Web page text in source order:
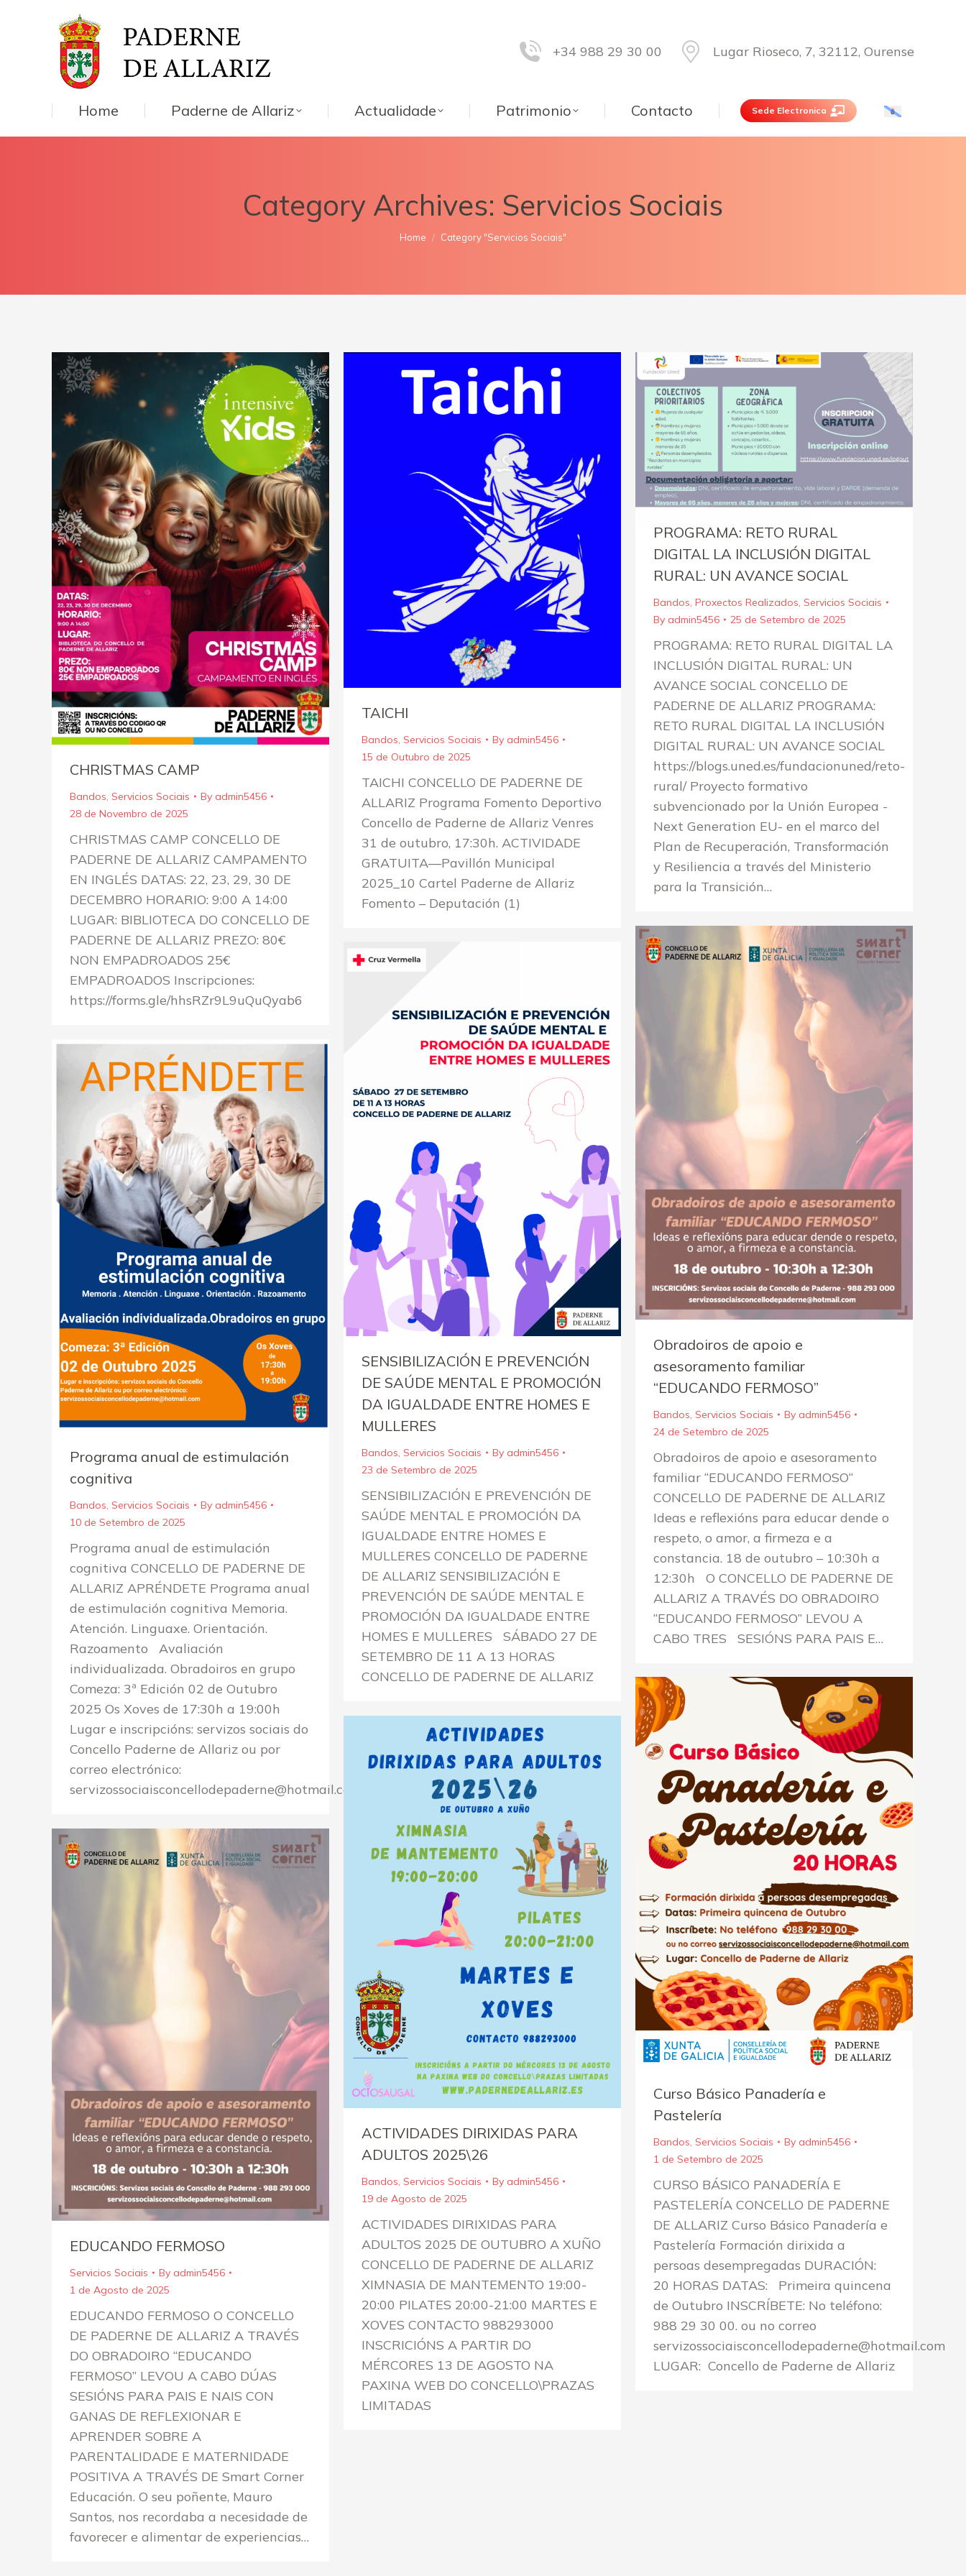
+34 988 29 30 00 Lugar Rioseco, 7, 32112, Ourense
Home Paderne de Allariz Actualidade Patrimonio Contacto Sede Electronica
Category Archives: Servicios Sociais
You are here:
Home Category "Servicios Sociais"
CHRISTMAS CAMP
Bandos, Servicios Sociais By admin5456
28 de Novembro de 2025
CHRISTMAS CAMP CONCELLO DE
PADERNE DE ALLARIZ CAMPAMENTO
EN INGLÉS DATAS: 22, 23, 29, 30 DE
DECEMBRO HORARIO: 9:00 A 14:00
LUGAR: BIBLIOTECA DO CONCELLO DE
PADERNE DE ALLARIZ PREZO: 80€
NON EMPADROADOS 25€
EMPADROADOS Inscripciones:
https://forms.gle/hhsRZr9L9uQuQyab6
TAICHI
Bandos, Servicios Sociais By admin5456
15 de Outubro de 2025
TAICHI CONCELLO DE PADERNE DE
ALLARIZ Programa Fomento Deportivo
Concello de Paderne de Allariz Venres
31 de outubro, 17:30h. ACTIVIDADE
GRATUITA—Pavillón Municipal
2025_10 Cartel Paderne de Allariz
Fomento – Deputación (1)
PROGRAMA: RETO RURAL
DIGITAL LA INCLUSIÓN DIGITAL
RURAL: UN AVANCE SOCIAL
Bandos, Proxectos Realizados, Servicios Sociais
By admin5456 25 de Setembro de 2025
PROGRAMA: RETO RURAL DIGITAL LA
INCLUSIÓN DIGITAL RURAL: UN
AVANCE SOCIAL CONCELLO DE
PADERNE DE ALLARIZ PROGRAMA:
RETO RURAL DIGITAL LA INCLUSIÓN
DIGITAL RURAL: UN AVANCE SOCIAL
https://blogs.uned.es/fundacionuned/reto-
rural/ Proyecto formativo
subvencionado por la Unión Europea -
Next Generation EU- en el marco del
Plan de Recuperación, Transformación
y Resiliencia a través del Ministerio
para la Transición…
Obradoiros de apoio e
asesoramento familiar
“EDUCANDO FERMOSO”
Bandos Servicios Sociais By admin5456
24 de Setembro de 2025
Obradoiros de apoio e asesoramento
familiar “EDUCANDO FERMOSO“
CONCELLO DE PADERNE DE ALLARIZ
Ideas e reflexións para educar dende o
respeto, o amor, a firmeza e a
constancia. 18 de outubro – 10:30h a
12:30h O CONCELLO DE PADERNE DE
ALLARIZ A TRAVÉS DO OBRADOIRO
“EDUCANDO FERMOSO” LEVOU A
CABO TRES SESIÓNS PARA PAIS E…
SENSIBILIZACIÓN E PREVENCIÓN
DE SAÚDE MENTAL E PROMOCIÓN
DA IGUALDADE ENTRE HOMES E
MULLERES
Bandos, Servicios Sociais By admin5456
23 de Setembro de 2025
SENSIBILIZACIÓN E PREVENCIÓN DE
SAÚDE MENTAL E PROMOCIÓN DA
IGUALDADE ENTRE HOMES E
MULLERES CONCELLO DE PADERNE
DE ALLARIZ SENSIBILIZACIÓN E
PREVENCIÓN DE SAÚDE MENTAL E
PROMOCIÓN DA IGUALDADE ENTRE
HOMES E MULLERES SÁBADO 27 DE
SETEMBRO DE 11 A 13 HORAS
CONCELLO DE PADERNE DE ALLARIZ
Programa anual de estimulación
cognitiva
Bandos, Servicios Sociais By admin5456
10 de Setembro de 2025
Programa anual de estimulación
cognitiva CONCELLO DE PADERNE DE
ALLARIZ APRÉNDETE Programa anual
de estimulación cognitiva Memoria.
Atención. Linguaxe. Orientación.
Razoamento Avaliación
individualizada. Obradoiros en grupo
Comeza: 3ª Edición 02 de Outubro
2025 Os Xoves de 17:30h a 19:00h
Lugar e inscripcións: servizos sociais do
Concello Paderne de Allariz ou por
correo electrónico:
servizossociaisconcellodepaderne@hotmail.com
Curso Básico Panadería e
Pastelería
Bandos, Servicios Sociais By admin5456
1 de Setembro de 2025
CURSO BÁSICO PANADERÍA E
PASTELERÍA CONCELLO DE PADERNE
DE ALLARIZ Curso Básico Panadería e
Pastelería Formación dirixida a
persoas desempregadas DURACIÓN:
20 HORAS DATAS: Primeira quincena
de Outubro INSCRÍBETE: No teléfono:
988 29 30 00. ou no correo
servizossociaisconcellodepaderne@hotmail.com
LUGAR: Concello de Paderne de Allariz
ACTIVIDADES DIRIXIDAS PARA
ADULTOS 2025\26
Bandos, Servicios Sociais By admin5456
19 de Agosto de 2025
ACTIVIDADES DIRIXIDAS PARA
ADULTOS 2025 DE OUTUBRO A XUÑO
CONCELLO DE PADERNE DE ALLARIZ
XIMNASIA DE MANTEMENTO 19:00-
20:00 PILATES 20:00-21:00 MARTES E
XOVES CONTACTO 988293000
INSCRICIÓNS A PARTIR DO
MÉRCORES 13 DE AGOSTO NA
PAXINA WEB DO CONCELLO\PRAZAS
LIMITADAS
EDUCANDO FERMOSO
Servicios Sociais By admin5456
1 de Agosto de 2025
EDUCANDO FERMOSO O CONCELLO
DE PADERNE DE ALLARIZ A TRAVÉS
DO OBRADOIRO “EDUCANDO
FERMOSO” LEVOU A CABO DÚAS
SESIÓNS PARA PAIS E NAIS CON
GANAS DE REFLEXIONAR E
APRENDER SOBRE A
PARENTALIDADE E MATERNIDADE
POSITIVA A TRAVÉS DE Smart Corner
Educación. O seu poñente, Mauro
Santos, nos recordaba a necesidade de
favorecer e alimentar de experiencias…